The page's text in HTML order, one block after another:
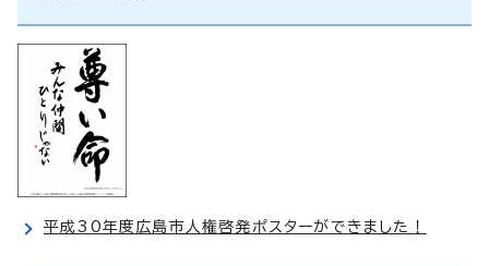
平成30年度広島市人権啓発ポスターができました！